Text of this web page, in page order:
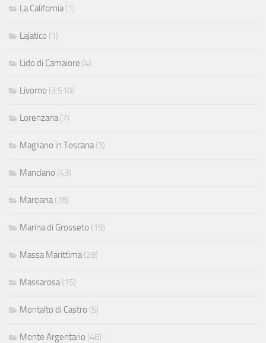
La California (1)
Lajatico (1)
Lido di Camaiore (4)
Livorno (3.510)
Lorenzana (7)
Magliano in Toscana (3)
Manciano (43)
Marciana (18)
Marina di Grosseto (19)
Massa Marittima (28)
Massarosa (15)
Montalto di Castro (5)
Monte Argentario (48)